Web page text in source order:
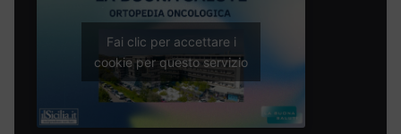
Fai clic per accettare i
cookie per questo servizio